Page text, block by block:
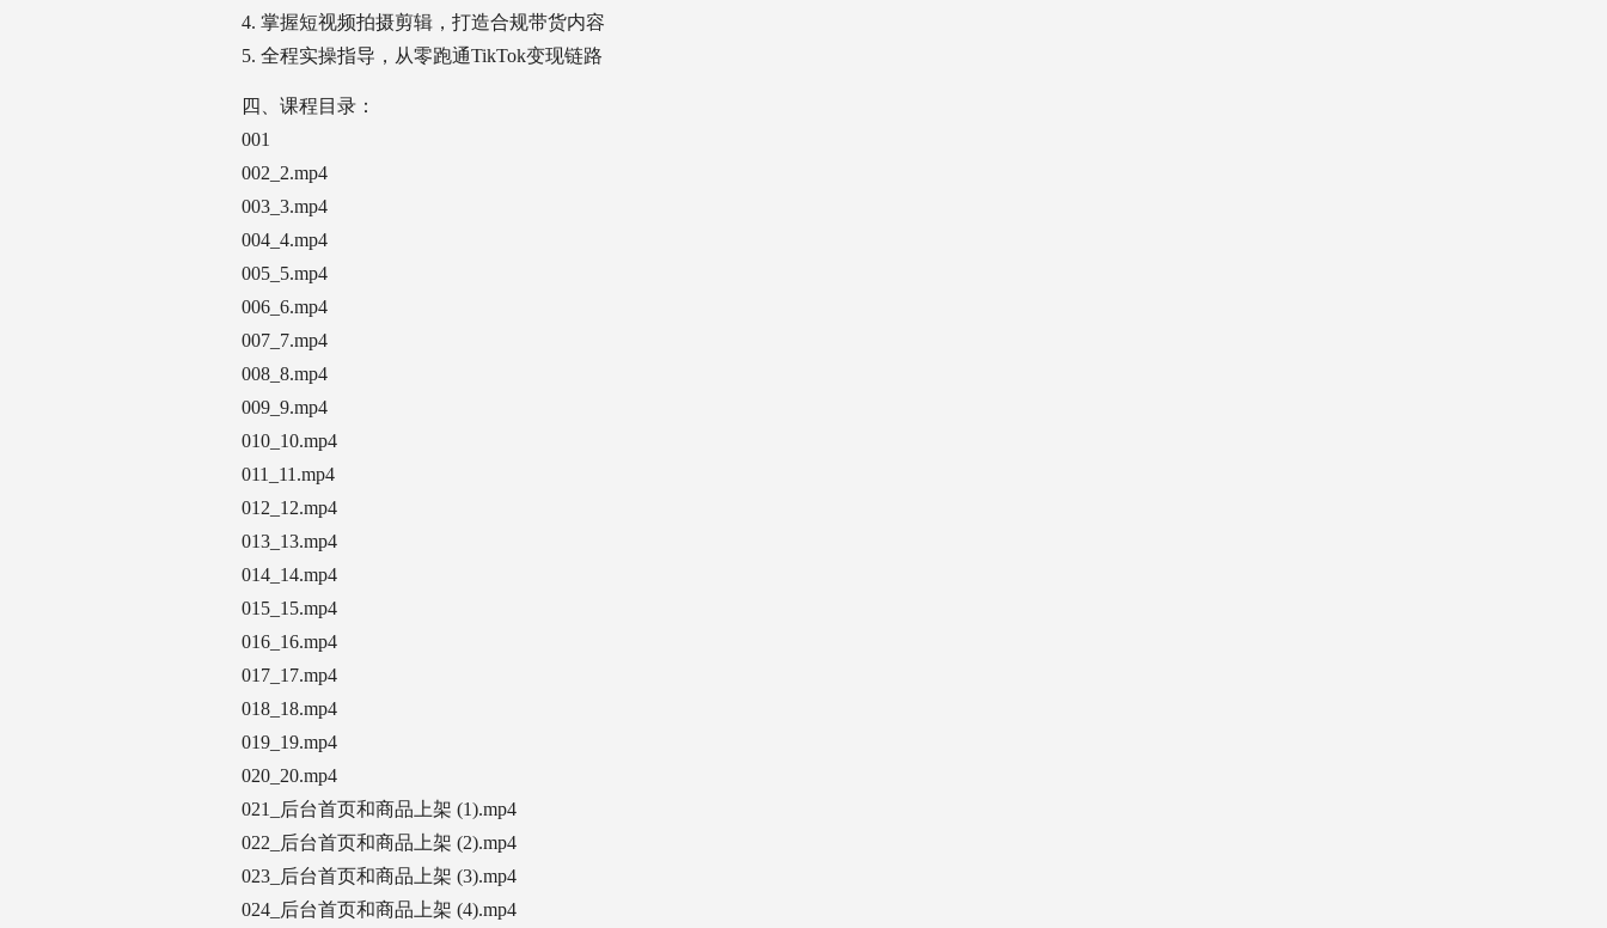
4. 掌握短视频拍摄剪辑，打造合规带货内容
5. 全程实操指导，从零跑通TikTok变现链路
四、课程目录：
001
002_2.mp4
003_3.mp4
004_4.mp4
005_5.mp4
006_6.mp4
007_7.mp4
008_8.mp4
009_9.mp4
010_10.mp4
011_11.mp4
012_12.mp4
013_13.mp4
014_14.mp4
015_15.mp4
016_16.mp4
017_17.mp4
018_18.mp4
019_19.mp4
020_20.mp4
021_后台首页和商品上架 (1).mp4
022_后台首页和商品上架 (2).mp4
023_后台首页和商品上架 (3).mp4
024_后台首页和商品上架 (4).mp4